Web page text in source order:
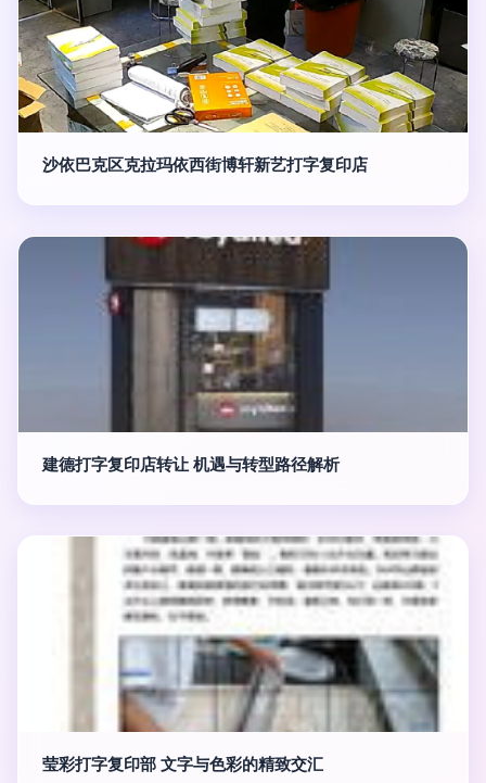
沙依巴克区克拉玛依西街博轩新艺打字复印店
建德打字复印店转让 机遇与转型路径解析
莹彩打字复印部 文字与色彩的精致交汇